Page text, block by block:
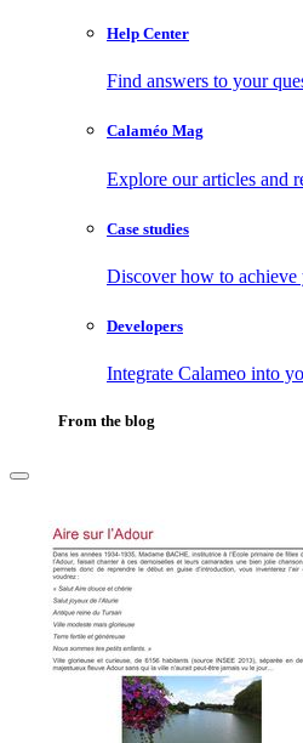
Help Center
Find answers to your
Calaméo Mag
Explore our articles and
Case studies
Discover how to achieve
Developers
Integrate Calameo into
From the blog